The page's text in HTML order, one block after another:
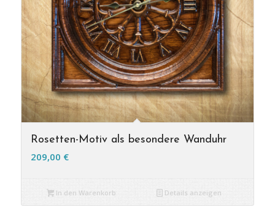
Rosetten-Motiv als besondere Wanduhr
209,00 €
In den Warenkorb Details anzeigen